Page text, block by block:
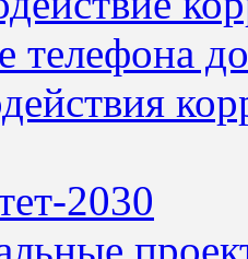
телефона
2030